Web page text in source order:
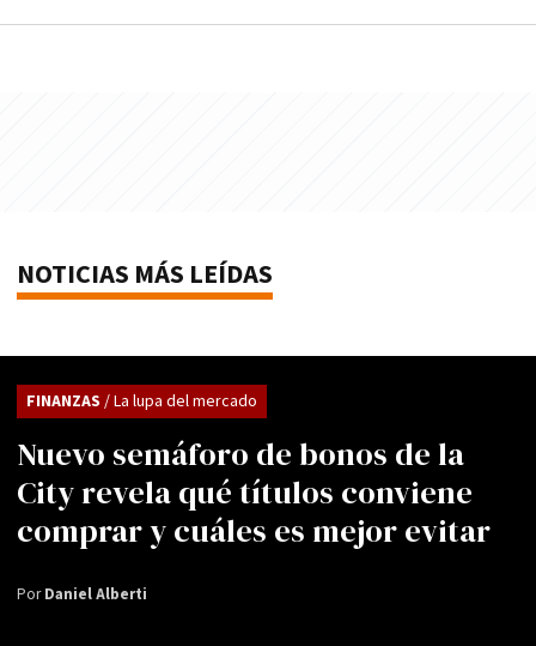
NOTICIAS MÁS LEÍDAS
Nuevo semáforo de bonos de la
City revela qué títulos conviene
comprar y cuáles es mejor evitar
FINANZAS / La lupa del mercado
PorDaniel Alberti